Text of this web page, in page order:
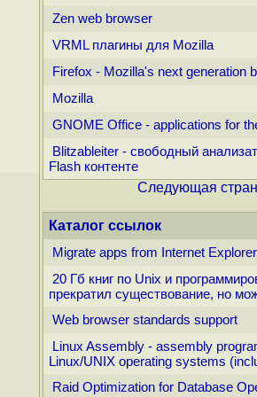
Zen web browser
VRML плагины для Mozilla
Firefox - Mozilla's next generation
Mozilla
GNOME Office - applications for
Blitzableiter - свободный
Flash контенте
Следующая
Каталог ссылок
Migrate apps from Internet
20 Гб книг по Unix и
прекратил существование, но
Web browser standards support
Linux Assembly - assembly
Linux/UNIX operating systems
Raid Optimization for Database